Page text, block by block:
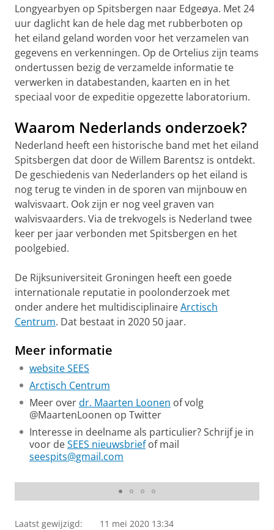
Longyearbyen op Spitsbergen naar Edgeøya. Met 24
uur daglicht kan de hele dag met rubberboten op
het eiland geland worden voor het verzamelen van
gegevens en verkenningen. Op de Ortelius zijn teams
ondertussen bezig de verzamelde informatie te
verwerken in databestanden, kaarten en in het
speciaal voor de expeditie opgezette laboratorium.
Waarom Nederlands onderzoek?
Nederland heeft een historische band met het eiland
Spitsbergen dat door de Willem Barentsz is ontdekt.
De geschiedenis van Nederlanders op het eiland is
nog terug te vinden in de sporen van mijnbouw en
walvisvaart. Ook zijn er nog veel graven van
walvisvaarders. Via de trekvogels is Nederland twee
keer per jaar verbonden met Spitsbergen en het
poolgebied.
De Rijksuniversiteit Groningen heeft een goede
internationale reputatie in poolonderzoek met
onder andere het multidisciplinaireArctisch
Centrum. Dat bestaat in 2020 50 jaar.
Meer informatie
website SEES
Arctisch Centrum
Meer overdr. Maarten Loonen of volg
@MaartenLoonen op Twitter
Interesse in deelname als particulier? Schrijf je in
voor deSEES nieuwsbriefof mail
seespits@gmail.com
Laatst gewijzigd: 11 mei 2020 13:34